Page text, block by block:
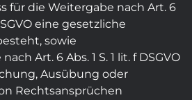
für die Weitergabe nach Art. 6
eine gesetzliche
sowie
Art. 6 Abs. 1 S. 1 lit. f DSGVO
Ausübung oder
Rechtsansprüchen